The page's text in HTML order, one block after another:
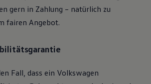
gern in Zahlung – natürlich zu
fairen Angebot.
Fall, dass ein Volkswagen